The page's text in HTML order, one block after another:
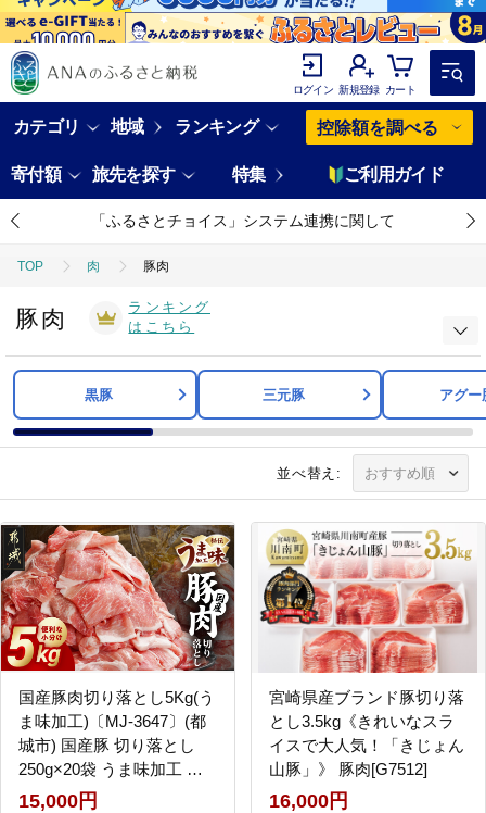
ログイン 新規登録 カート
カテゴリ 地域 ランキング 控除額を調べる
寄付額 旅先を探す 特集 ご利用ガイド
「ふるさとチョイス」システム連携に関して
TOP 肉 豚肉
豚肉
ランキング
はこちら
黒豚 三元豚 アグー
並べ替え:
国産豚肉切り落とし5Kg(う
ま味加工)〔MJ-3647〕(都
城市) 国産豚 切り落とし
250g×20袋 うま味加工 昆
布だし 豚肉 旨味 冷凍 小分
15,000円
宮崎県産ブランド豚切り落
とし3.5kg《きれいなスラ
イスで大人気！「きじょん
山豚」》 豚肉[G7512]
16,000円